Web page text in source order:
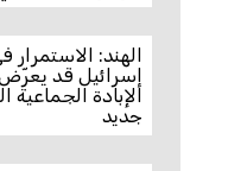
الهند: الاستمرار
إسرائيل قد يعرّض
الإبادة
جديد